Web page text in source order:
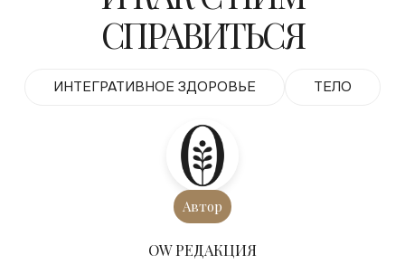
СПРАВИТЬСЯ
ИНТЕГРАТИВНОЕ ЗДОРОВЬЕ ТЕЛО
Автор
ОW РЕДАКЦИЯ